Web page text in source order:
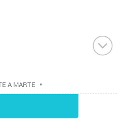
A MARTE •
MÚSICA•
•PRISA MEDIA•